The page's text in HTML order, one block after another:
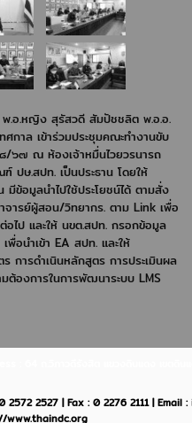
.อ.หญิง สุรัสวดี สัมปัชชลิต พ.อ.อ.
กาล เข้าร่วมประชุมคณะทำงานขับ
/๖๗ ณ ห้องเจ้าหมื่นไวยวรนารถ
ปษ.สปท. เป็นประธาน โดยให้
ข้อมูลนำไปใช้ประโยชน์ได้ ตามสั่ง
จารย์ผู้สอน/วิทยากร. ตาม Link เพื่อ
ไป และให้ นขต.สปท. กรอกข้อมูล
อนำเข้า EA สปท. และให้
การดำเนินหลักสูตร การประเมินผล
ต้องการในการพัฒนาระบบ LMS
2572 2527 | Fax : 0 2276 2111 |
www.thaindc.org